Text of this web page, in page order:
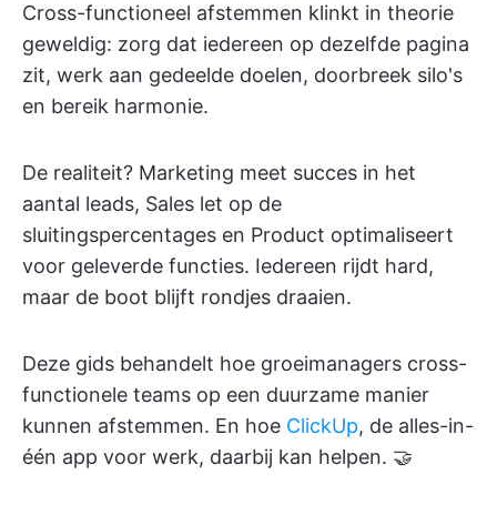
Cross-functioneel afstemmen klinkt in theorie
geweldig: zorg dat iedereen op dezelfde pagina
zit, werk aan gedeelde doelen, doorbreek silo's
en bereik harmonie.
De realiteit? Marketing meet succes in het
aantal leads, Sales let op de
sluitingspercentages en Product optimaliseert
voor geleverde functies. Iedereen rijdt hard,
maar de boot blijft rondjes draaien.
Deze gids behandelt hoe groeimanagers cross-
functionele teams op een duurzame manier
kunnen afstemmen. En hoe ClickUp, de alles-in-
één app voor werk, daarbij kan helpen. 🤝